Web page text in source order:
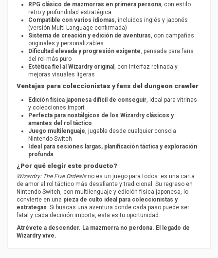
RPG clásico de mazmorras en primera persona , con estilo
retro y profundidad estratégica
Compatible con varios idiomas , incluidos inglés y japonés
(versión Multi-Language confirmada)
Sistema de creación y edición de aventuras , con campañas
originales y personalizables
Dificultad elevada y progresión exigente , pensada para fans
del rol más puro
Estética fiel al Wizardry original
, con interfaz refinada y
mejoras visuales ligeras
Ventajas para coleccionistas y fans del dungeon crawler
Edición física japonesa difícil de conseguir, ideal para vitrinas
y colecciones import
Perfecta para nostálgicos de los Wizardry clásicos y
amantes del rol táctico
Juego multilenguaje, jugable desde cualquier consola
Nintendo Switch
Ideal para sesiones largas, planificación táctica y exploración
profunda
¿Por qué elegir este producto?
Wizardry: The Five Ordealsno es un juego para todos: es una carta
de amor al rol táctico más desafiante y tradicional. Su regreso en
Nintendo Switch, con multilenguaje y edición física japonesa, lo
convierte en una pieza de culto ideal para coleccionistas y
estrategas. Si buscas una aventura donde cada paso puede ser
fatal y cada decisión importa, esta es tu oportunidad.
Atrévete a descender. La mazmorra no perdona. El legado de
Wizardry vive.